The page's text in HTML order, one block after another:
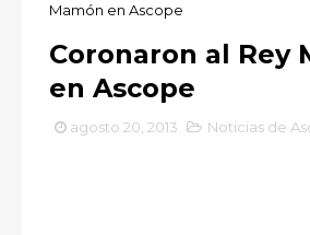
Mamón en Ascope
Coronaron al Rey
en Ascope
agosto 20, 2013 Noticias de